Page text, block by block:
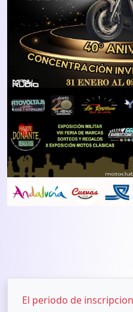
El periodo de